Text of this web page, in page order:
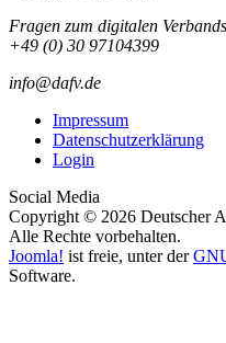
Fragen zum digitalen
+49 (0) 30 97104399
info@dafv.de
Impressum
Datenschutzerklärung
Login
Social Media
Copyright © 2026 Deutscher
Alle Rechte vorbehalten.
Joomla! ist freie, unter der
Software.